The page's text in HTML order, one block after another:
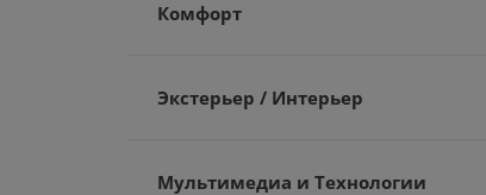
Комфорт
Экстерьер / Интерьер
Мультимедиа и Технологии